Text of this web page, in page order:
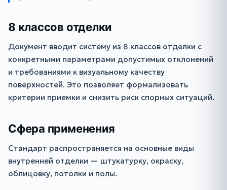
8 классов отделки
Документ вводит систему из 8 классов отделки с
конкретными параметрами допустимых отклонений
и требованиями к визуальному качеству
поверхностей. Это позволяет формализовать
критерии приемки и снизить риск спорных ситуаций.
Сфера применения
Стандарт распространяется на основные виды
внутренней отделки — штукатурку, окраску,
облицовку, потолки и полы.